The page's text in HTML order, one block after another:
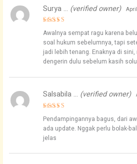
Rated
out of 5
Surya … (verified owner)
Awalnya sempat ragu karena
soal hukum sebelumnya, tapi
jadi lebih tenang. Enaknya di
dengerin dulu sebelum kasih
out of 5
Salsabila … (verified owner)
Pendampingannya bagus, dari
ada update. Nggak perlu bolak-
jelas